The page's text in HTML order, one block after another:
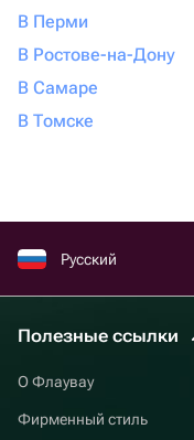
В Перми
В Ростове-на-Дону
В Самаре
В Томске
Русский
Полезные ссылки
О Флаувау
Фирменный стиль